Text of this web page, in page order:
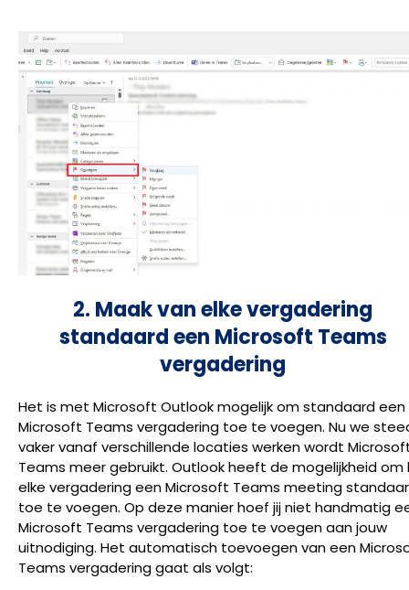
2. Maak van elke vergadering
standaard een Microsoft Teams
vergadering
Het is met Microsoft Outlook mogelijk om standaard een
Microsoft Teams vergadering toe te voegen. Nu we
vaker vanaf verschillende locaties werken wordt
Teams meer gebruikt. Outlook heeft de mogelijkheid om
elke vergadering een Microsoft Teams meeting
toe te voegen. Op deze manier hoef jij niet handmatig
Microsoft Teams vergadering toe te voegen aan jouw
uitnodiging. Het automatisch toevoegen van een
Teams vergadering gaat als volgt: